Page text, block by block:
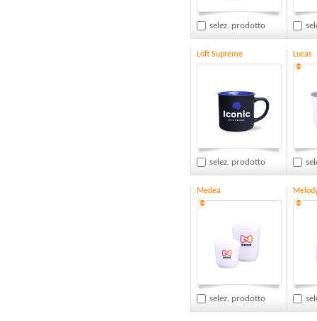
selez. prodotto
Loft Supreme
selez. prodotto
Lucas
®
Medea
®
selez. prodotto
®